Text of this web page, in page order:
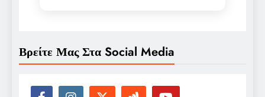
Βρείτε Μας Στα Social Media